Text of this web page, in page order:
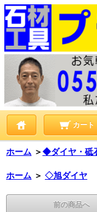
カート
ホーム ＞◆ダイヤ・砥
ホーム ＞ ◇旭ダイヤ
前の商品へ